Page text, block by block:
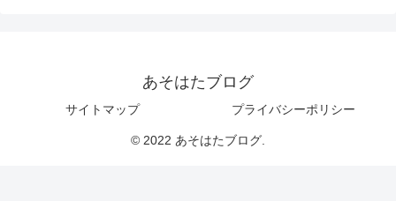
あそはたブログ
サイトマップ プライバシーポリシー
© 2022 あそはたブログ.